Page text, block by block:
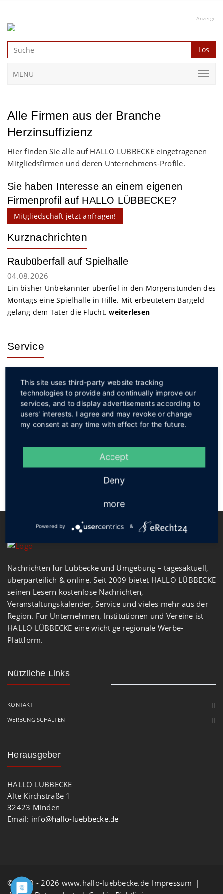
Anzeige
Los
MENÜ
Alle Firmen aus der Branche
Herzinsuffizienz
Hier finden Sie alle auf HALLO LÜBBECKE eingetragenen
Mitgliedsfirmen und deren Unternehmens-Profile.
Sie haben Interesse an einem eigenen
Firmenprofil auf HALLO LÜBBECKE?
Mitgliedschaft jetzt anfragen!
Kurznachrichten
Raubüberfall auf Spielhalle
04.08.2026
Ein bisher Unbekannter überfiel in den Morgenstunden des
Montags eine Spielhalle in Hille. Mit erbeutetem Bargeld
gelang dem Täter die Flucht.weiterlesen
Service
Social
Nachrichten für Lübbecke und Umgebung – tagesaktuell,
überparteilich & online. Seit 2009 bietet HALLO LÜBBECKE
seinen Lesern kostenlose Nachrichten,
Veranstaltungskalender, Service und vieles mehr aus der
Region. Für Unternehmen, Institutionen und Vereine ist
HALLO LÜBBECKE eine wichtige regionale Werbe-
Plattform.
Nützliche Links
KONTAKT
WERBUNG SCHALTEN
Herausgeber
HALLO LÜBBECKE
Alte Kirchstraße 1
32423 Minden
Email: info@hallo-luebbecke.de
© 2009 - 2026 www.hallo-luebbecke.de Impressum |
This site uses third-party website tracking
technologies to provide and continually improve our
services, and to display advertisements according to
users' interests. I agree and may revoke or change
my consent at any time with effect for the future.
Accept
Deny
more
Powered by &